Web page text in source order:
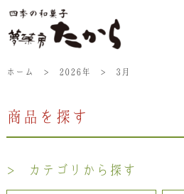
たからの和菓子 ご利用案内
ホーム > 2026年 > 3月
商品を探す
> カテゴリから探す